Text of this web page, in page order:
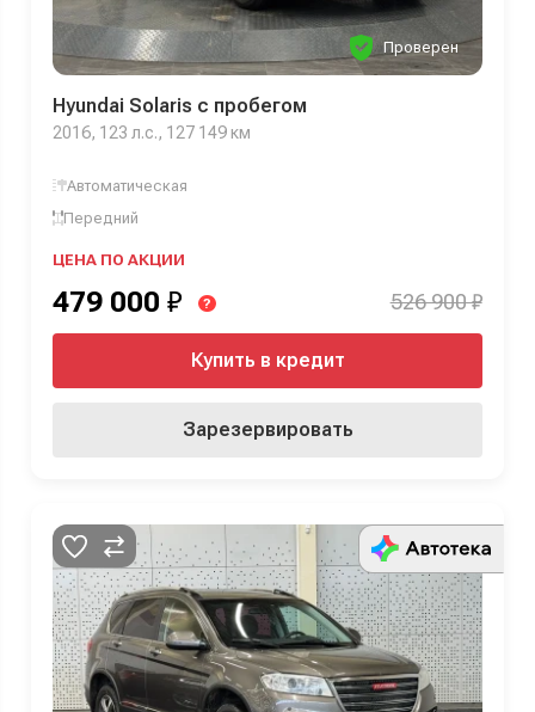
Проверен
Hyundai Solaris с пробегом
2016, 123 л.с., 127 149 км
Автоматическая
Передний
ЦЕНА ПО АКЦИИ
479 000 ₽ ? 526 900 ₽
Купить в кредит
Зарезервировать